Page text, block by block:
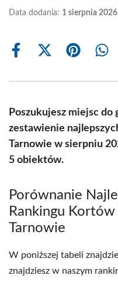
Data dodania: 1 sierpnia 2026
Share
Share
(Twitter)
Share
Poszukujesz miejsc
zestawienie
Tarnowie w sierpniu
5 obiektów.
Porównanie
Rankingu
Tarnowie
W poniższej tabeli
znajdziesz w naszym